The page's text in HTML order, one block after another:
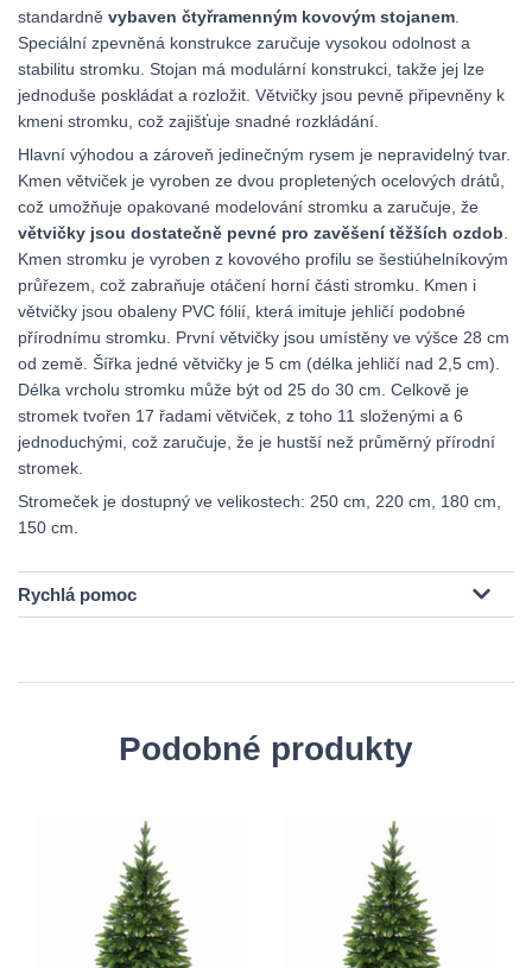
standardně vybaven čtyřramenným kovovým stojanem
Speciální zpevněná konstrukce zaručuje vysokou odolnost a
stabilitu stromku. Stojan má modulární konstrukci, takže jej lze
jednoduše poskládat a rozložit. Větvičky jsou pevně připevněny k
kmeni stromku, což zajišťuje snadné rozkládání.
Hlavní výhodou a zároveň jedinečným rysem je nepravidelný tvar.
Kmen větviček je vyroben ze dvou propletených ocelových drátů,
což umožňuje opakované modelování stromku a zaručuje, že
větvičky jsou dostatečně pevné pro zavěšení těžších ozdob
Kmen stromku je vyroben z kovového profilu se šestiúhelníkovým
průřezem, což zabraňuje otáčení horní části stromku. Kmen i
větvičky jsou obaleny PVC fólií, která imituje jehličí podobné
přírodnímu stromku. První větvičky jsou umístěny ve výšce 28 cm
od země. Šířka jedné větvičky je 5 cm (délka jehličí nad 2,5 cm).
Délka vrcholu stromku může být od 25 do 30 cm. Celkově je
stromek tvořen 17 řadami větviček, z toho 11 složenými a 6
jednoduchými, což zaručuje, že je hustší než průměrný přírodní
stromek.
Stromeček je dostupný ve velikostech: 250 cm, 220 cm, 180 cm,
150 cm.
Rychlá pomoc
Podobné produkty